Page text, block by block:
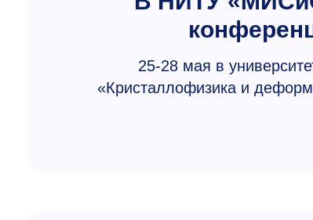
25-28мая в
«Кристаллофизика и